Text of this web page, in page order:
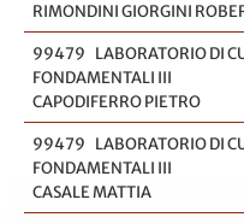
RIMONDINI GIORGINI
99479 LABORATORIO DI
FONDAMENTALI III
CAPODIFERRO PIETRO
99479 LABORATORIO DI
FONDAMENTALI III
CASALE MATTIA